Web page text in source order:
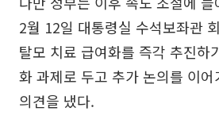
2월 12일 대통령실 수석보좌관
탈모 치료 급여화를 즉각 추진하
화 과제로 두고 추가 논의를 이어
의견을 냈다.